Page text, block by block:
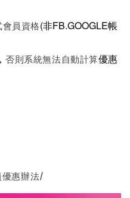
員資格(非FB.GOOGLE帳
否則系統無法自動計算優惠
優惠辦法/